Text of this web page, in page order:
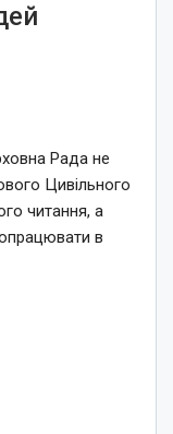
Рада не
Цивільного
читання, а
в